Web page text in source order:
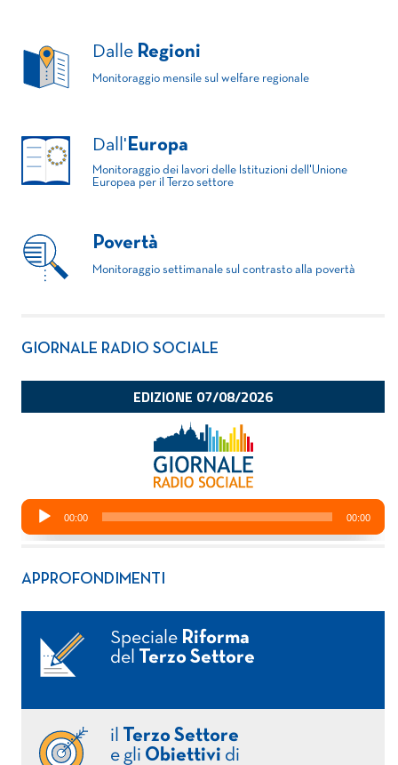
Dalle Regioni
Monitoraggio mensile sul welfare regionale
Dall' Europa
Monitoraggio dei lavori delle Istituzioni dell'Unione
Europea per il Terzo settore
Povertà
Monitoraggio settimanale sul contrasto alla povertà
GIORNALE RADIO SOCIALE
APPROFONDIMENTI
Speciale Riforma
del
Terzo Settore
il
Terzo Settore
e gli Obiettivi di